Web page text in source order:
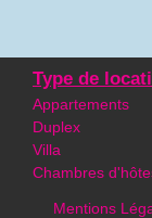
Type de
Appartements
Duplex
Villa
Chambres
Mentions